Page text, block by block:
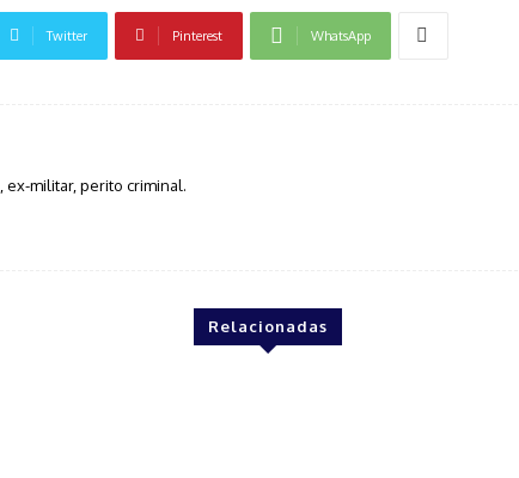
Twitter Pinterest WhatsApp
ex-militar, perito criminal.
Relacionadas